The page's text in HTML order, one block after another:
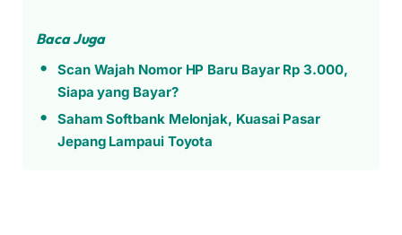
Baca Juga
Scan Wajah Nomor HP Baru Bayar Rp 3.000,
Siapa yang Bayar?
Saham Softbank Melonjak, Kuasai Pasar
Jepang Lampaui Toyota